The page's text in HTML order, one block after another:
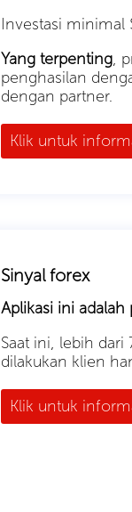
Investasi minimal
Yang terpenting,
penghasilan
dengan partner.
Klik untuk
Sinyal forex
Aplikasi ini
Saat ini, lebih
dilakukan klien
Klik untuk